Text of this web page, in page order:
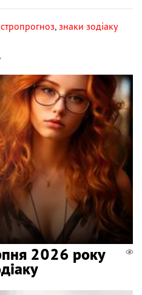
, знаки зодіаку
2026 року